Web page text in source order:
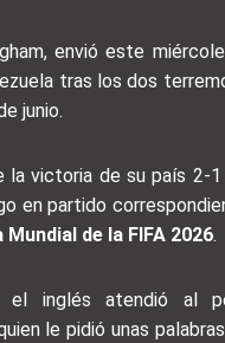
envió este
tras los dos
junio.
la victoria de su país 2-
en partido
Mundial de la FIFA 2026.
inglés atendió al
le pidió unas